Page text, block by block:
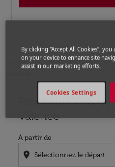
Accueil Vols Vols pour
Prochains Vols
Valence
À partir de
location_on
Aucun tarif trouvé pour
By clicking “Accept All Cookies”,
on your device to enhance site
assist in our marketing efforts.
Cookies Settings